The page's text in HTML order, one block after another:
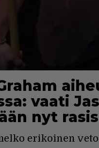
vaati
nyt
erikoinen